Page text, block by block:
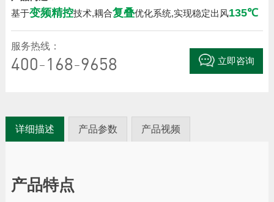
基于变频精控技术,耦合复叠优化系统,实现稳定出风135℃
服务热线：
400-168-9658 立即咨询
详细描述 产品参数 产品视频
产品特点